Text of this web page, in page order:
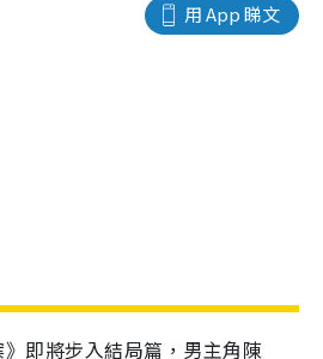
用 App 睇文
即將步入結局篇，男主角陳